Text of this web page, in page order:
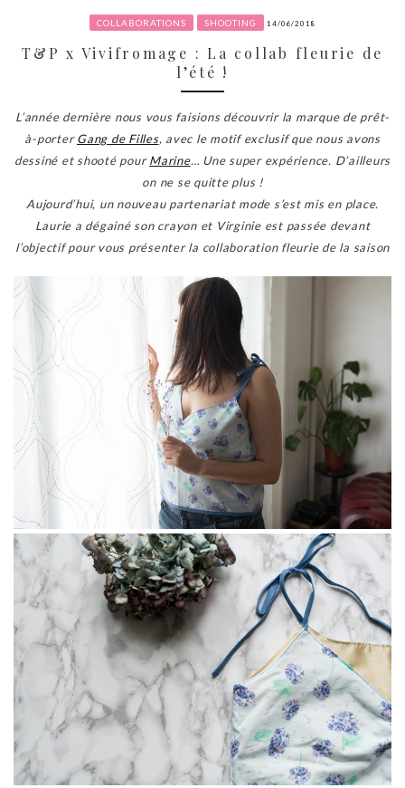
COLLABORATIONS SHOOTING 14/06/2018
T&P x Vivifromage : La collab fleurie de
l’été !
L’année dernière nous vous faisions découvrir la marque de prêt-
à-porterGang de Filles, avec le motif exclusif que nous avons
dessiné et shooté pourMarine… Une super expérience. D’ailleurs
on ne se quitte plus !
Aujourd’hui, un nouveau partenariat mode s’est mis en place.
Laurie a dégainé son crayon et Virginie est passée devant
l’objectif pour vous présenter la collaboration fleurie de la saison